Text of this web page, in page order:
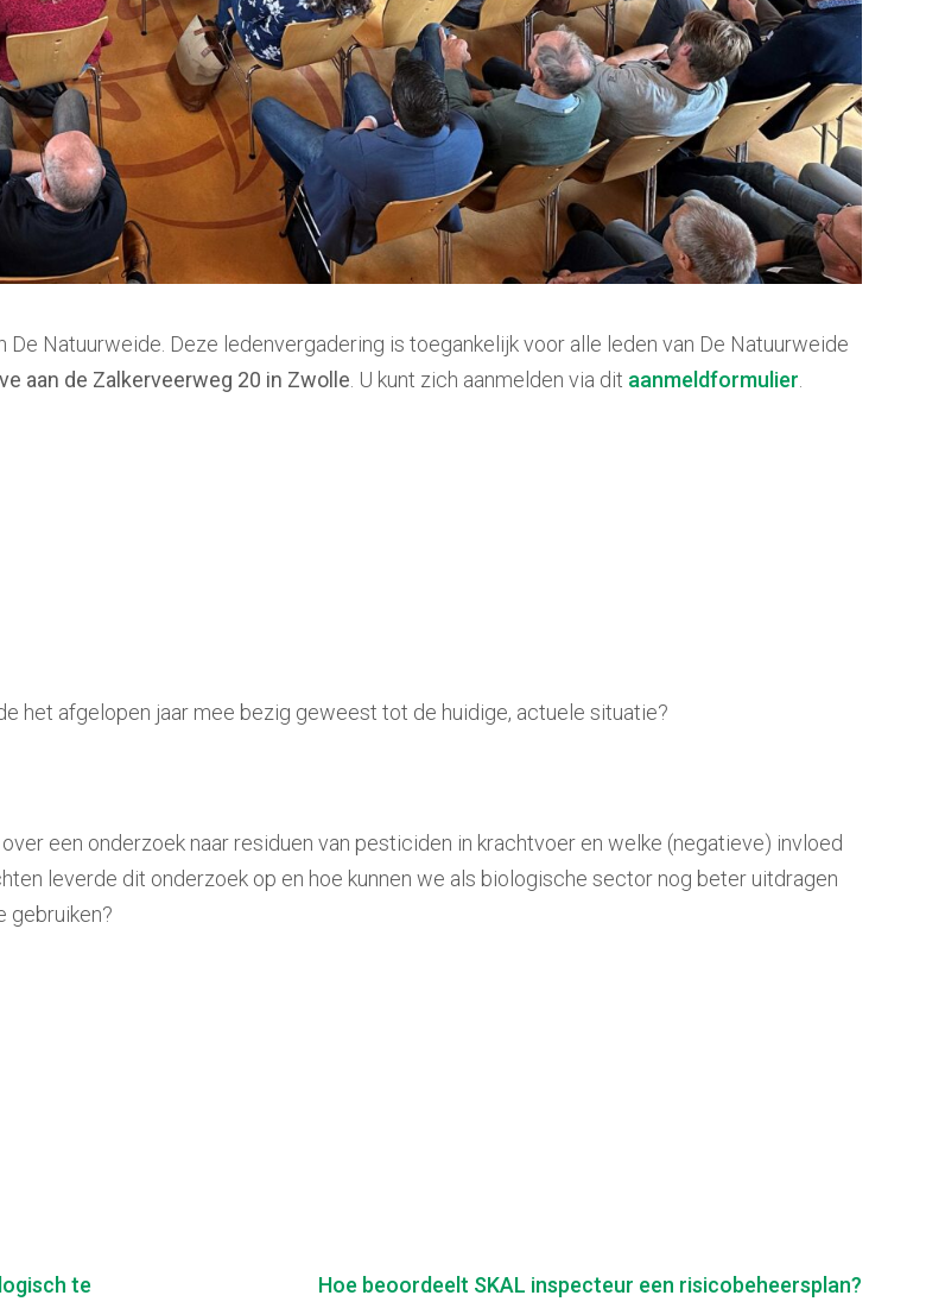
De Natuurweide. Deze ledenvergadering is toegankelijk voor alle leden van De Natuurweide
aan de Zalkerveerweg 20 in Zwolle . U kunt zich aanmelden via dit aanmeldformulier
het afgelopen jaar mee bezig geweest tot de huidige, actuele situatie?
een onderzoek naar residuen van pesticiden in krachtvoer en welke (negatieve) invloed
leverde dit onderzoek op en hoe kunnen we als biologische sector nog beter uitdragen
gebruiken?
te
Hoe beoordeelt SKAL inspecteur een risicobeheersplan?